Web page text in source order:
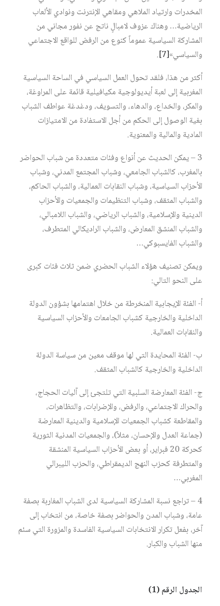
المخدرات وارتياد الملاهي ومقاهي الإنترنت ونوادي الألعاب
الرياضية… وهناك عزوف لامبالٍ ناتج عن نفور مجاني من
المشاركة السياسية عموماً كنوع من الرفض للواقع الاجتماعي
والسياسي»[7]
.
أكثر من هذا، فلقد تحول العمل السياسي في الساحة السياسية
المغربية إلى لعبة أيديولوجية مكيافيلية قائمة على المراوغة،
والمكر، والخداع، والدهاء، والتسويف، ودغدغة عواطف الشباب
بغية الوصول إلى الحكم من أجل الاستفادة من الامتيازات
المادية والمالية والمعنوية.
3 – يمكن الحديث عن أنواع وفئات متعددة من شباب الحواضر
بالمغرب، كالشباب الجامعي، وشباب المجتمع المدني، وشباب
الأحزاب السياسية، وشباب النقابات العمالية، والشباب الحاكم،
والشباب المثقف، وشباب التنظيمات والجمعيات والأحزاب
الدينية والإسلامية، والشباب الرياضي، والشباب اللامبالي،
والشباب المنشق المعارض، والشباب الراديكالي المتطرف،
والشباب الفايسبوكي…
ويمكن تصنيف هؤلاء الشباب الحضري ضمن ثلاث فئات كبرى
على النحو التالي:
أ- الفئة الإيجابية المنخرطة من خلال اهتمامها بشؤون الدولة
الداخلية والخارجية كشباب الجامعات والأحزاب السياسية
والنقابات العمالية.
ب- الفئة المحايدة التي لها موقف معين من سياسة الدولة
الداخلية والخارجية كالشباب المثقف.
ج- الفئة المعارضة السلبية التي تلتجئ إلى آليات الحجاج،
والحراك الاجتماعي، والرفض، والإضرابات، والتظاهرات،
والمقاطعة كشباب الجمعيات الإسلامية والدينية المعارضة
(جماعة العدل والإحسان، مثلاً)، والجمعيات المدنية الثورية
كحركة 20 فبراير، أو بعض الأحزاب السياسية المنشقة
والمتطرفة كحزب النهج الديمقراطي، والحزب الليبرالي
المغربي…
4 – تراجع نسبة المشاركة السياسية لدى الشباب المغاربة بصفة
عامة، وشباب المدن والحواضر بصفة خاصة، من انتخاب إلى
آخر، بفعل تكرار الانتخابات السياسية الفاسدة والمزورة التي سئم
منها الشباب والكبار.
الجدول الرقم (1)